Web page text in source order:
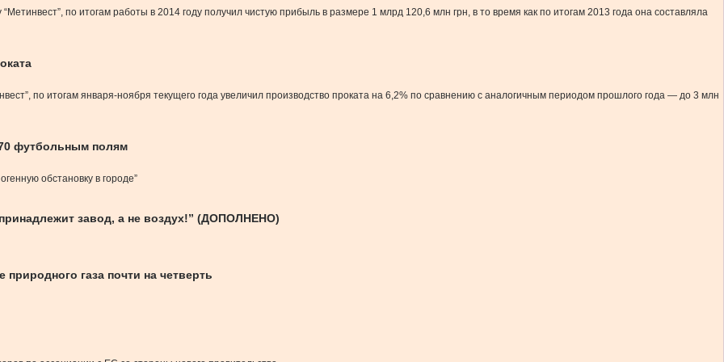
по итогам работы в 2014 году получил чистую прибыль в размере 1 млрд 120,6 млн грн, в то время как по итогам 2013 года она составляла
по итогам января-ноября текущего года увеличил производство проката на 6,2% по сравнению с аналогичным периодом прошлого года — до 3 млн
футбольным полям
обстановку в городе”
завод, а не воздух!” (ДОПОЛНЕНО)
природного газа почти на четверть